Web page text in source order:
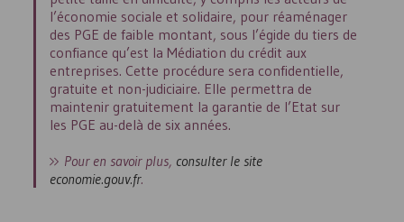
l’économie sociale et solidaire, pour réaménager
des PGE de faible montant, sous l’égide du tiers de
confiance qu’est la Médiation du crédit aux
entreprises. Cette procédure sera confidentielle,
gratuite et non-judiciaire. Elle permettra de
maintenir gratuitement la garantie de l’Etat sur
les PGE au-delà de six années.
Pour en savoir plus, consulter le site
economie.gouv.fr.